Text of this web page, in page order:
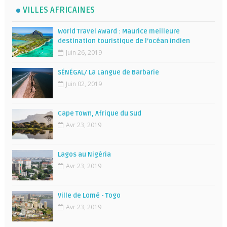
VILLES AFRICAINES
World Travel Award : Maurice meilleure
destination touristique de l’océan Indien
Juin 26, 2019
SÉNÉGAL/ La Langue de Barbarie
Juin 02, 2019
Cape Town, Afrique du Sud
Avr 23, 2019
Lagos au Nigéria
Avr 23, 2019
Ville de Lomé - Togo
Avr 23, 2019